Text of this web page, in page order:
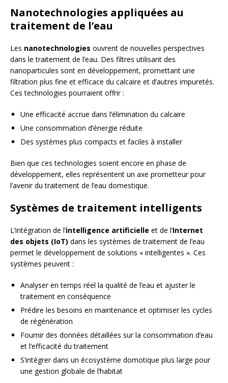
Nanotechnologies appliquées au
traitement de l’eau
Les nanotechnologies ouvrent de nouvelles perspectives
dans le traitement de l’eau. Des filtres utilisant des
nanoparticules sont en développement, promettant une
filtration plus fine et efficace du calcaire et d’autres impuretés.
Ces technologies pourraient offrir :
Une efficacité accrue dans l’élimination du calcaire
Une consommation d’énergie réduite
Des systèmes plus compacts et faciles à installer
Bien que ces technologies soient encore en phase de
développement, elles représentent un axe prometteur pour
l’avenir du traitement de l’eau domestique.
Systèmes de traitement intelligents
L’intégration de l’intelligence artificielle et de l’Internet
des objets (IoT) dans les systèmes de traitement de l’eau
permet le développement de solutions « intelligentes ». Ces
systèmes peuvent :
Analyser en temps réel la qualité de l’eau et ajuster le
traitement en conséquence
Prédire les besoins en maintenance et optimiser les cycles
de régénération
Fournir des données détaillées sur la consommation d’eau
et l’efficacité du traitement
S’intégrer dans un écosystème domotique plus large pour
une gestion globale de l’habitat